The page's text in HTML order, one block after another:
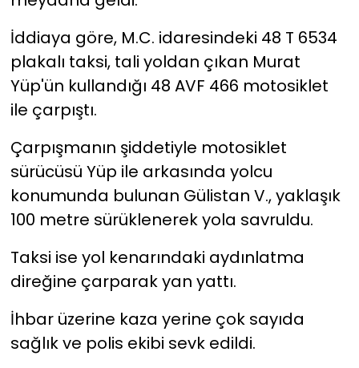
İddiaya göre, M.C. idaresindeki 48 T 6534
plakalı taksi, tali yoldan çıkan Murat
Yüp'ün kullandığı 48 AVF 466 motosiklet
ile çarpıştı.
Çarpışmanın şiddetiyle motosiklet
sürücüsü Yüp ile arkasında yolcu
konumunda bulunan Gülistan V., yaklaşık
100 metre sürüklenerek yola savruldu.
Taksi ise yol kenarındaki aydınlatma
direğine çarparak yan yattı.
İhbar üzerine kaza yerine çok sayıda
sağlık ve polis ekibi sevk edildi.
YEREL YÖNETİMLER
Yurt